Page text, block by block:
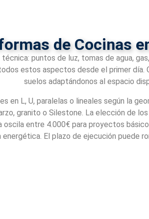
de Cocinas
puntos de luz, tomas de agua,
estos aspectos desde el primer
suelos adaptándonos al espacio
en L, U, paralelas o lineales según la
granito o Silestone. La elección de
oscila entre 4.000€ para proyectos
El plazo de ejecución puede